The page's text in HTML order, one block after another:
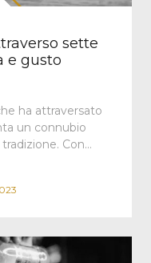
sette
e gusto
ha attraversato
un connubio
Con…